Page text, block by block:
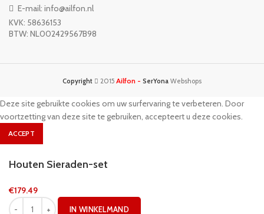
E-mail: info@ailfon.nl
KVK: 58636153
BTW: NL002429567B98
Copyright 2015 Ailfon - SerYona Webshops
Deze site gebruikte cookies om uw surfervaring te verbeteren. Door
voortzetting van deze site te gebruiken, accepteert u deze cookies.
ACCEPT
Houten Sieraden-set
€179.49
IN WINKELMAND